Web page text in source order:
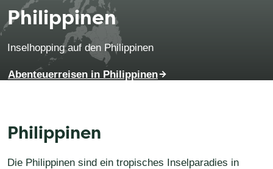
Philippinen
Inselhopping auf den Philippinen
Abenteuerreisen in Philippinen
Philippinen
Die Philippinen sind ein tropisches Inselparadies in